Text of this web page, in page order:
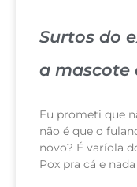
Surtos do
a mascote
Eu prometi que
não é que o
novo? É varíola
Pox pra cá e